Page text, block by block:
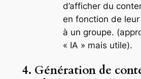
d’afficher du
en fonction de
à un groupe.
« IA » mais utile).
4. Génération de